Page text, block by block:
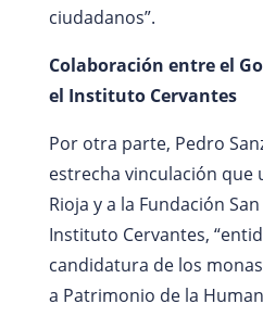
ciudadanos”.
Colaboración entre el
el Instituto Cervantes
Por otra parte, Pedro
estrecha vinculación que
Rioja y a la Fundación
Instituto Cervantes,
candidatura de los
a Patrimonio de la